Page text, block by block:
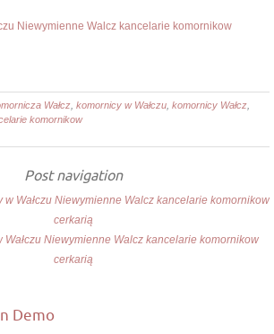
Niewymienne Walcz kancelarie komornikow
Wałcz komornicy w Wałczu komornicy Wałcz
komornikow
Post navigation
w Wałczu Niewymienne Walcz kancelarie komornikow
cerkarią
Wałczu Niewymienne Walcz kancelarie komornikow
cerkarią
Demo